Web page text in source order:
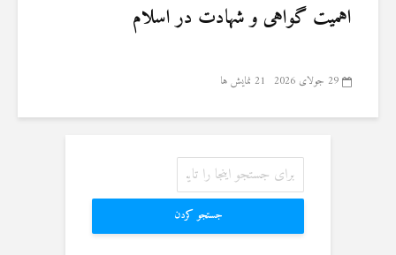
اهمیت گواهی و شهادت در اسلام
29 جولای 2026 21 نمایش ها
جستجو کردن